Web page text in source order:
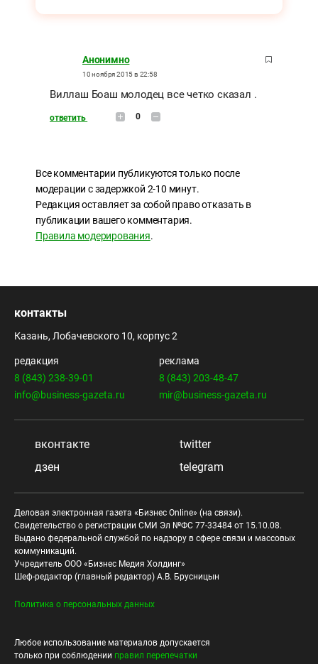
Анонимно
10 ноября 2015 в 22:58
Виллаш Боаш молодец все четко сказал .
ответить 0
Все комментарии публикуются только после
модерации с задержкой 2-10 минут.
Редакция оставляет за собой право отказать в
публикации вашего комментария.
Правила модерирования.
контакты
Казань, Лобачевского 10, корпус 2
редакция
8 (843) 238-39-01
info@business-gazeta.ru
реклама
8 (843) 203-48-47
mir@business-gazeta.ru
вконтакте
twitter
дзен
telegram
Деловая электронная газета «Бизнес Online» (на связи).
Свидетельство о регистрации СМИ Эл №ФС 77-33484 от 15.10.08.
Выдано федеральной службой по надзору в сфере связи и массовых
коммуникаций.
Учредитель ООО «Бизнес Медия Холдинг»
Шеф-редактор (главный редактор) А.В. Брусницын
Политика о персональных данных
Любое использование материалов допускается
только при соблюдении правил перепечатки